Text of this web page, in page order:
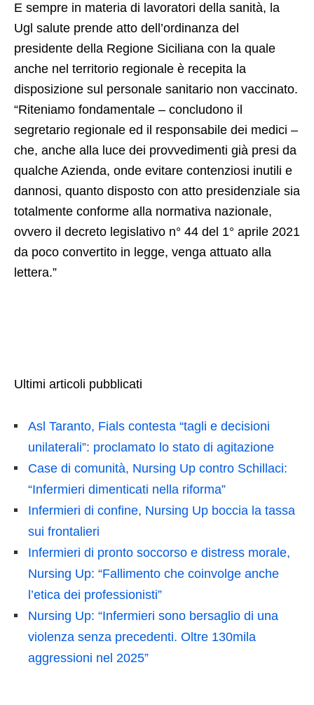
E sempre in materia di lavoratori della sanità, la
Ugl salute prende atto dell’ordinanza del
presidente della Regione Siciliana con la quale
anche nel territorio regionale è recepita la
disposizione sul personale sanitario non vaccinato.
“Riteniamo fondamentale – concludono il
segretario regionale ed il responsabile dei medici –
che, anche alla luce dei provvedimenti già presi da
qualche Azienda, onde evitare contenziosi inutili e
dannosi, quanto disposto con atto presidenziale sia
totalmente conforme alla normativa nazionale,
ovvero il decreto legislativo n° 44 del 1° aprile 2021
da poco convertito in legge, venga attuato alla
lettera.”
Ultimi articoli pubblicati
Asl Taranto, Fials contesta “tagli e decisioni
unilaterali”: proclamato lo stato di agitazione
Case di comunità, Nursing Up contro Schillaci:
“Infermieri dimenticati nella riforma”
Infermieri di confine, Nursing Up boccia la tassa
sui frontalieri
Infermieri di pronto soccorso e distress morale,
Nursing Up: “Fallimento che coinvolge anche
l’etica dei professionisti”
Nursing Up: “Infermieri sono bersaglio di una
violenza senza precedenti. Oltre 130mila
aggressioni nel 2025”